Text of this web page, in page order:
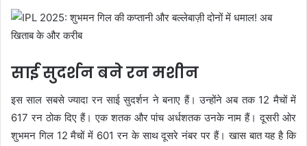
साई सुदर्शन बने रन मशीन
इस साल सबसे ज्यादा रन साई सुदर्शन ने बनाए हैं। उन्होंने अब तक 12 मैचों में
617 रन ठोक दिए हैं। एक शतक और पांच अर्धशतक उनके नाम हैं। दूसरी ओर
शुभमन गिल 12 मैचों में 601 रन के साथ दूसरे नंबर पर हैं। खास बात यह है कि